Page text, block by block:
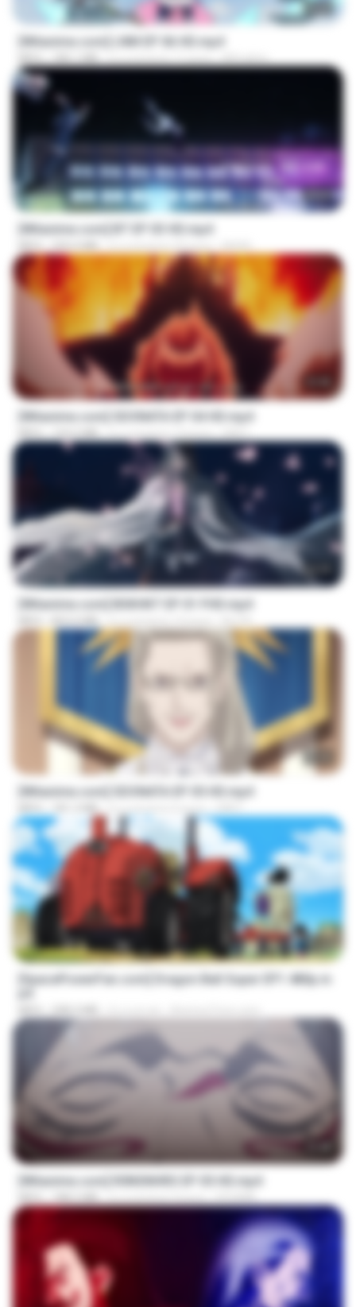
[Witanime.com] LNM EP 06 HD.mp4
MP4 180.1 MB il y a environ 11 jours MUrabito
[Witanime.com] BT EP 03 HD.mp4
MP4 250.0 MB il y a environ 22 jours BAXK
[Witanime.com] SDONATA EP 04 HD.mp4
MP4 154.5 MB il y a environ 13 jours GRET
[Witanime.com] BSKHKT EP 01 FHD.mp4
853.0 MB il y a environ 15 jours BLITR
[Witanime.com] SDONATA EP 05 HD.mp4
MP4 181.2 MB il y a environ 6 jours GRET
[SpacePowerFan.com] Dragon Ball Super EP1 480p.m
208.3 MB
[Witanime.com] R0NSNHRS EP 05 HD.mp4
MP4 188.5 MB il y a environ 9 jours RYUMIN